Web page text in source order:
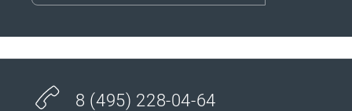
8 (495) 228-04-64